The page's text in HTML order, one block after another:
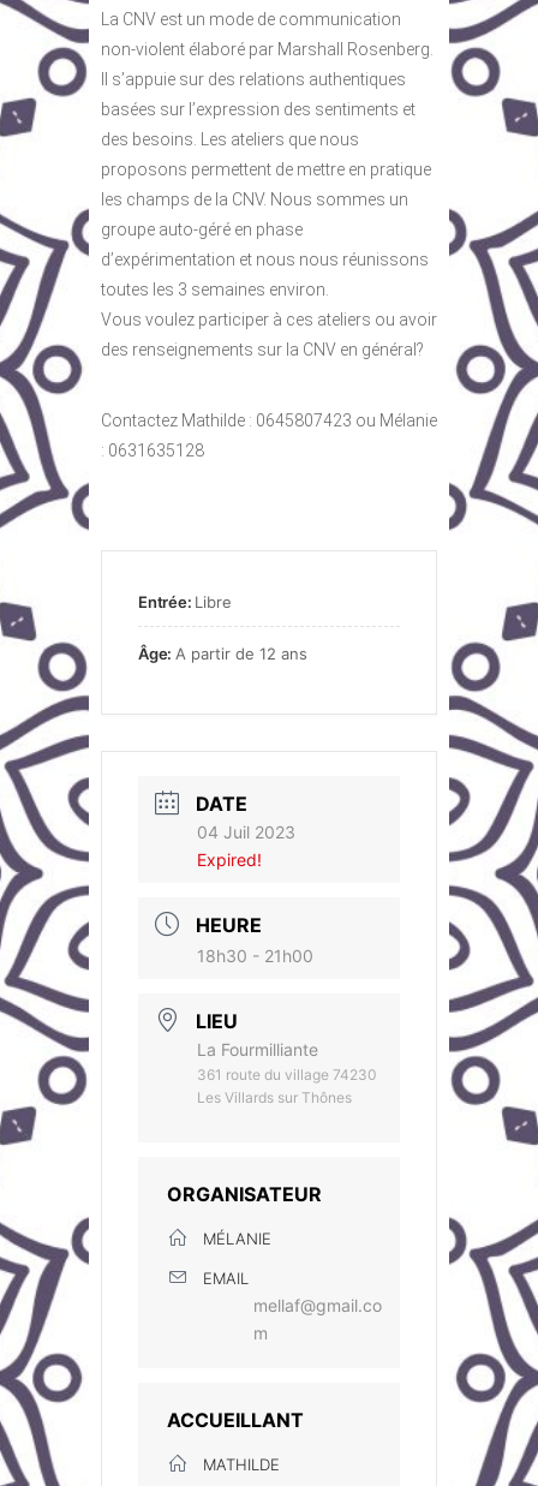
La CNV est un mode de communication
non-violent élaboré par Marshall Rosenberg.
Il s’appuie sur des relations authentiques
basées sur l’expression des sentiments et
des besoins. Les ateliers que nous
proposons permettent de mettre en pratique
les champs de la CNV. Nous sommes un
groupe auto-géré en phase
d’expérimentation et nous nous réunissons
toutes les 3 semaines environ.
Vous voulez participer à ces ateliers ou avoir
des renseignements sur la CNV en général?
Contactez Mathilde : 0645807423 ou Mélanie
: 0631635128
Entrée: Libre
Âge: A partir de 12 ans
DATE
04 Juil 2023
Expired!
HEURE
18h30 - 21h00
LIEU
La Fourmilliante
361 route du village 74230
Les Villards sur Thônes
ORGANISATEUR
MÉLANIE
EMAIL
mellaf@gmail.co
m
ACCUEILLANT
MATHILDE